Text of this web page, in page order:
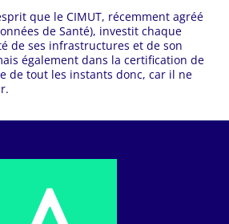
que le CIMUT, récemment agréé
de Santé), investit chaque
de ses infrastructures et de son
également dans la certification de
de tout les instants donc, car il ne